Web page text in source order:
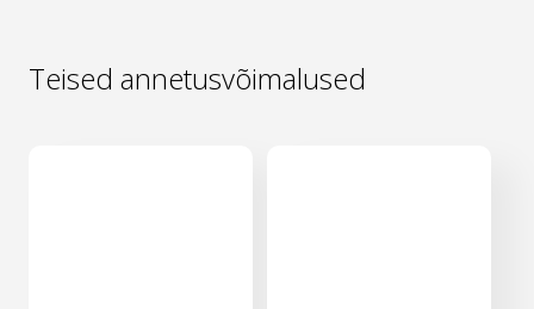
Teised annetusvõimalused